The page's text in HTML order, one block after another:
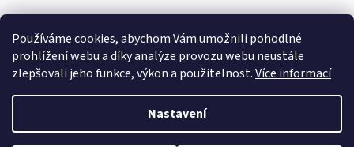
Používáme cookies, abychom Vám umožnili pohodlné
prohlížení webu a díky analýze provozu webu neustále
zlepšovali jeho funkce, výkon a použitelnost.Více informací
Nastavení
SLOVNÍČEK POJMŮ
Vytvořil Shoptet